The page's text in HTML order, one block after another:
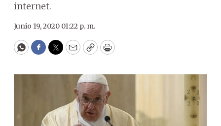
internet.
Junio 19, 2020 01:22 p. m.
WhatsApp
Facebook
Twitter
EmailCopyPrint